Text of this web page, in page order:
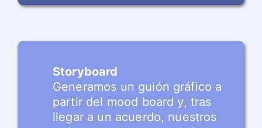
Storyboard
Generamos un guión gráfico a
partir del mood board y, tras
llegar a un acuerdo, nuestros